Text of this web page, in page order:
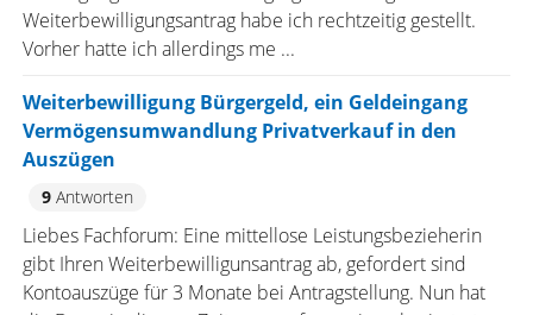
Weiterbewilligungsantrag habe ich rechtzeitig gestellt.
Vorher hatte ich allerdings me ...
Weiterbewilligung Bürgergeld, ein Geldeingang
Vermögensumwandlung Privatverkauf in den
Auszügen
9Antworten
Liebes Fachforum: Eine mittellose Leistungsbezieherin
gibt Ihren Weiterbewilligunsantrag ab, gefordert sind
Kontoauszüge für 3 Monate bei Antragstellung. Nun hat